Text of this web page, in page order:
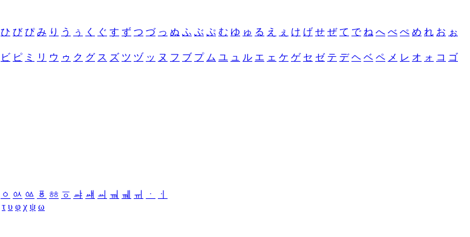
ひ び ぴ み り う ぅ く ぐ す ず つ づ っ ぬ ふ ぶ ぷ む ゆ ゅ る え ぇ け げ せ ぜ て で ね へ べ ぺ め れ お ぉ
ビ ピ ミ リ ウ ゥ ク グ ス ズ ツ ヅ ッ ヌ フ ブ プ ム ユ ュ ル エ ェ ケ ゲ セ ゼ テ デ ヘ ベ ペ メ レ オ ォ コ ゴ
ㆁ ㆂ ㆃ ㆄ ㆅ ㆆ ㆇ ㆈ ㆉ ㆊ ㆋ ㆌ ㆍ
ㆎ
τ υ φ χ ψ ω